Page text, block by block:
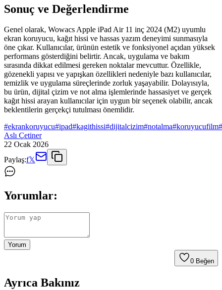
Sonuç ve Değerlendirme
Genel olarak, Wowacs Apple iPad Air 11 inç 2024 (M2) uyumlu
ekran koruyucu, kağıt hissi ve hassas yazım deneyimi sunmasıyla
öne çıkar. Kullanıcılar, ürünün estetik ve fonksiyonel açıdan yüksek
performans gösterdiğini belirtir. Ancak, uygulama ve bakım
sırasında dikkat edilmesi gereken noktalar mevcuttur. Özellikle,
gözenekli yapısı ve yapışkan özellikleri nedeniyle bazı kullanıcılar,
temizlik ve uygulama süreçlerinde zorluk yaşayabilir. Dolayısıyla,
bu ürün, dijital çizim ve not alma işlemlerinde hassasiyet ve gerçek
kağıt hissi arayan kullanıcılar için uygun bir seçenek olabilir, ancak
beklentilerin gerçekçi tutulması önemlidir.
#ekrankoruyucu#ipad#kagithissi#dijitalcizim#notalma#koruyucufilm#
Aslı Çetiner
22 Ocak 2026
Paylaş:f𝕏
Yorumlar:
Yorum
0 Beğen
Ayrıca Bakınız